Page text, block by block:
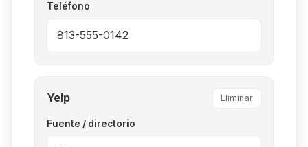
Teléfono
Yelp Eliminar
Fuente / directorio